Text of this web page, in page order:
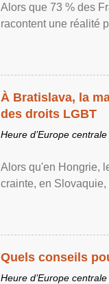
Alors que 73 % des
racontent une réalité
À Bratislava, la
des droits LGBT
Heure d’Europe centrale
Alors qu'en Hongrie,
crainte, en
Quels conseils
Heure d’Europe centrale